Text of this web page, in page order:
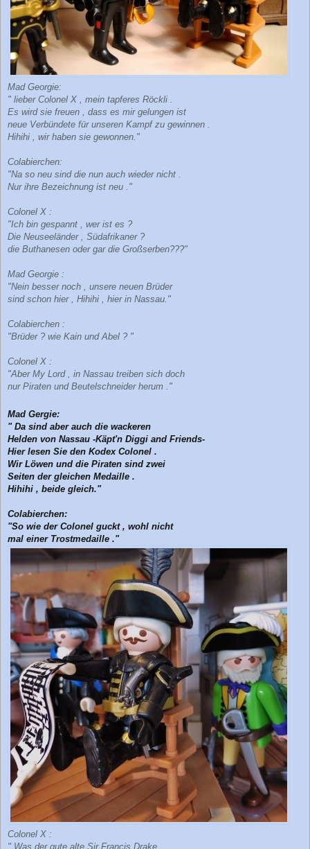
Mad Georgie:
" lieber Colonel X , mein tapferes Röckli .
Es wird sie freuen , dass es mir gelungen ist
neue Verbündete für unseren Kampf zu gewinnen .
Hihihi , wir haben sie gewonnen."
Colabierchen:
"Na so neu sind die nun auch wieder nicht .
Nur ihre Bezeichnung ist neu ."
Colonel X :
"Ich bin gespannt , wer ist es ?
Die Neuseeländer , Südafrikaner ?
die Buthanesen oder gar die Großserben???"
Mad Georgie :
"Nein besser noch , unsere neuen Brüder
sind schon hier , Hihihi , hier in Nassau."
Colabierchen :
"Brüder ? wie Kain und Abel ? "
Colonel X :
"Aber My Lord , in Nassau treiben sich doch
nur Piraten und Beutelschneider herum ."
Mad Gergie:
" Da sind aber auch die wackeren
Helden von Nassau -Käpt'n Diggi and Friends-
Hier lesen Sie den Kodex Colonel .
Wir Löwen und die Piraten sind zwei
Seiten der gleichen Medaille .
Hihihi , beide gleich."
Colabierchen:
"So wie der Colonel guckt , wohl nicht
mal einer Trostmedaille ."
Colonel X :
" Was der gute alte Sir Francis Drake